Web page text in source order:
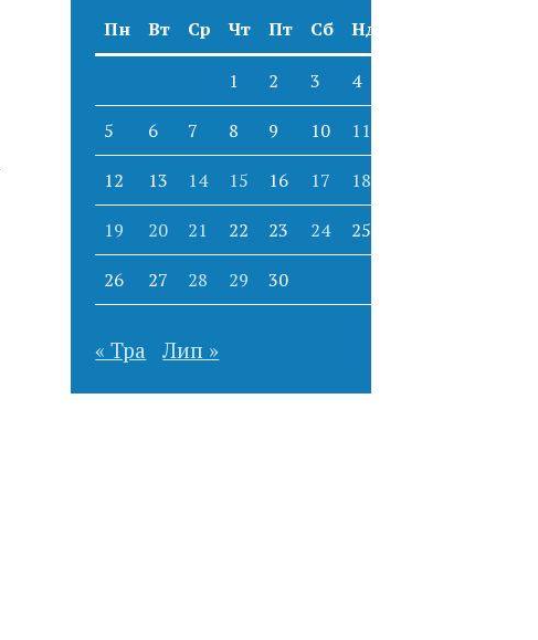
Пн
Вт Ср Чт Пт Сб Нд
1 2 3 4
5 6 7 8 9 10 11
12 13 14 15 16 17 18
19 20 21 22 23 24 25
26 27 28 29 30
« Тра Лип »